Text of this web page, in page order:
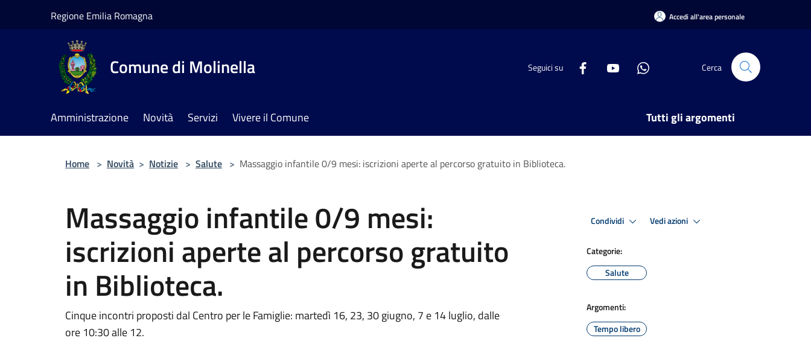
Regione Emilia Romagna Accedi all'area personale
Comune di Molinella Seguici su Cerca
Amministrazione Novità Servizi Vivere il Comune Tutti gli argomenti
Home > Novità > Notizie > Salute > Massaggio infantile 0/9 mesi: iscrizioni aperte al percorso gratuito in Biblioteca.
Massaggio infantile 0/9 mesi:
iscrizioni aperte al percorso gratuito
in Biblioteca.
Cinque incontri proposti dal Centro per le Famiglie: martedì 16, 23, 30 giugno, 7 e 14 luglio, dalle
ore 10:30 alle 12.
Condividi Vedi azioni
Categorie:
Salute
Argomenti:
Tempo libero